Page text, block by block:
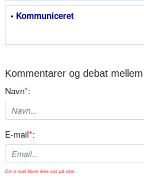
• Kommuniceret
Kommentarer og debat
Navn*:
E-mail*:
Din e-mail bliver ikke vist på sitet.